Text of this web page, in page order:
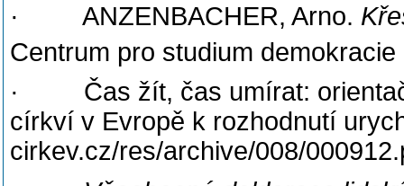
· ANZENBACHER, Arno.
Centrum pro studium demokracie
· Čas žít, čas umírat:
církví v Evropě k rozhodnutí
cirkev.cz/res/archive/008/